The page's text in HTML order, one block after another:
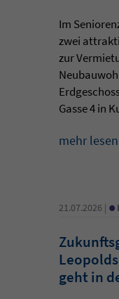
Im
zwei
zur
Gasse 4 in
mehr lesen
21.07.2026 | •
geht in